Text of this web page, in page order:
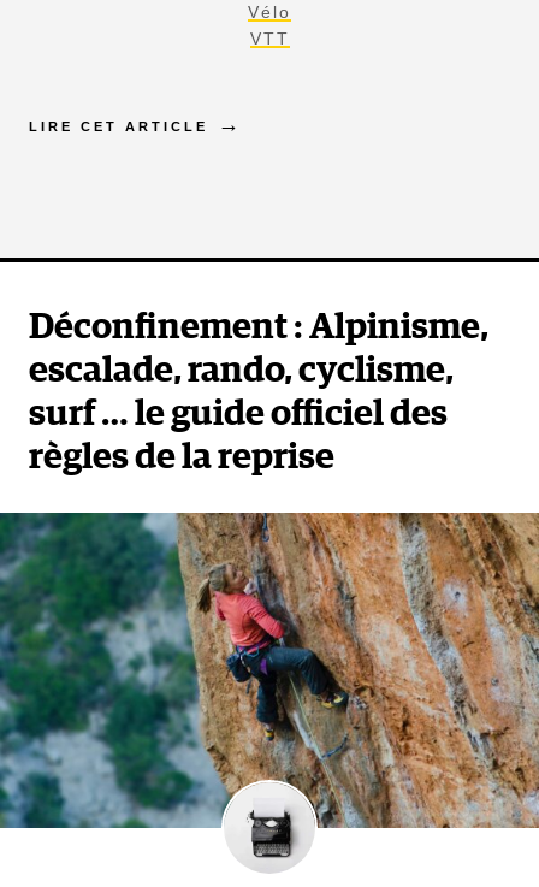
Vélo
VTT
LIRE CET ARTICLE
Déconfinement : Alpinisme,
escalade, rando, cyclisme,
surf … le guide officiel des
règles de la reprise